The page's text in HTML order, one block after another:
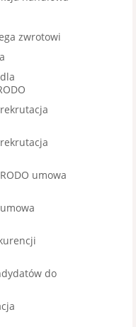
zwrotowi
umowa
do